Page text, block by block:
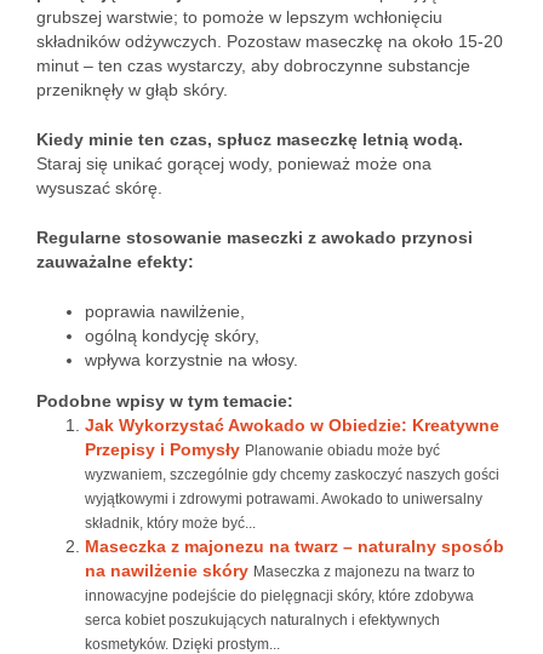
grubszej warstwie; to pomoże w lepszym wchłonięciu
składników odżywczych. Pozostaw maseczkę na około 15-20
minut – ten czas wystarczy, aby dobroczynne substancje
przeniknęły w głąb skóry.
Kiedy minie ten czas, spłucz maseczkę letnią wodą.
Staraj się unikać gorącej wody, ponieważ może ona
wysuszać skórę.
Regularne stosowanie maseczki z awokado przynosi
zauważalne efekty:
poprawia nawilżenie,
ogólną kondycję skóry,
wpływa korzystnie na włosy.
Podobne wpisy w tym temacie:
Jak Wykorzystać Awokado w Obiedzie: Kreatywne
Przepisy i Pomysły Planowanie obiadu może być
wyzwaniem, szczególnie gdy chcemy zaskoczyć naszych gości
wyjątkowymi i zdrowymi potrawami. Awokado to uniwersalny
składnik, który może być...
Maseczka z majonezu na twarz – naturalny sposób
na nawilżenie skóry Maseczka z majonezu na twarz to
innowacyjne podejście do pielęgnacji skóry, które zdobywa
serca kobiet poszukujących naturalnych i efektywnych
kosmetyków. Dzięki prostym...